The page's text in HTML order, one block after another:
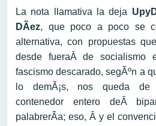
La nota llamativa la deja
DÃ­ez, que poco a poco se
alternativa, con propuestas
desde fueraÂ de socialismo
fascismo descarado, segÃºn a
lo demÃ¡s, nos queda de
contenedor entero deÂ
palabrerÃ­a; eso, Â y el